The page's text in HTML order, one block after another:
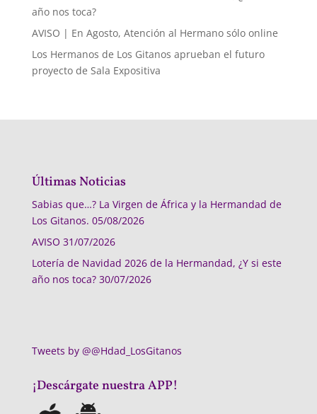
año nos toca?
AVISO | En Agosto, Atención al Hermano sólo online
Los Hermanos de Los Gitanos aprueban el futuro
proyecto de Sala Expositiva
Últimas Noticias
Sabias que…? La Virgen de África y la Hermandad de
Los Gitanos. 05/08/2026
AVISO 31/07/2026
Lotería de Navidad 2026 de la Hermandad, ¿Y si este
año nos toca? 30/07/2026
Tweets by @@Hdad_LosGitanos
¡Descárgate nuestra APP!